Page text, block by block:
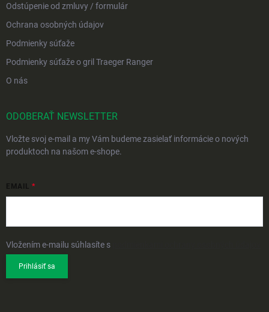
Odstúpenie od zmluvy / formulár
Ochrana osobných údajov
Podmienky súťaže
Podmienky súťaže o gril Traeger Ranger
O nás
ODOBERAŤ NEWSLETTER
Vložte svoj e-mail a my Vám budeme zasielať informácie o nových
produktoch na našom e-shope.
EMAIL
Vložením e-mailu súhlasíte s
Prihlásiť sa